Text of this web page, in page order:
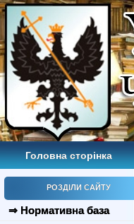
Головна сторінка
РОЗДІЛИ САЙТУ
⇒ Нормативна база